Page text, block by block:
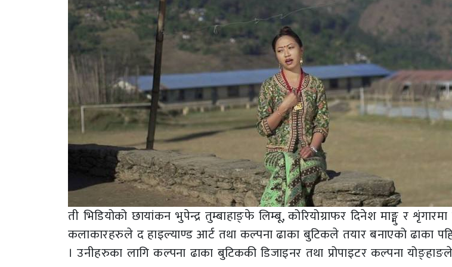
ती भिडियोको छायांकन भुपेन्द्र तुम्बाहाङ्फे लिम्बू, कोरियोग्राफर दिनेश माङ्मु र
कलाकारहरुले द हाइल्याण्ड आर्ट तथा कल्पना ढाका बुटिकले तयार बनाएको ढाका
। उनीहरुका लागि कल्पना ढाका बुटिककी डिजाइनर तथा प्रोपाइटर कल्पना